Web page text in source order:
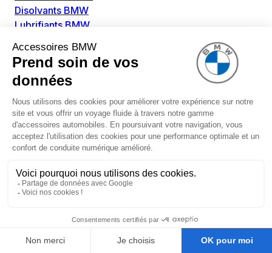
Disolvants BMW
Lubrifiants BMW
Nettoyant extérieur BMW
Pièces détachées BMW
Alimentation Carburant BMW
Boitier papillon BMW
Faisceau de câble pour réservoir avec pompe
d'aspiration BMW
Injecteur BMW
Pompe à carburant BMW
Pompe diesel BMW
Allumage / Préchauffage BMW
Boitier de préchauffage BMW
Amortissement BMW